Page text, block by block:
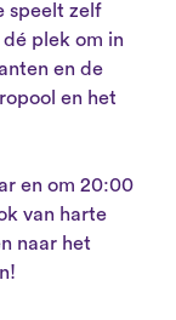
speelt zelf
plek om in
en de
en het
en om 20:00
van harte
naar het